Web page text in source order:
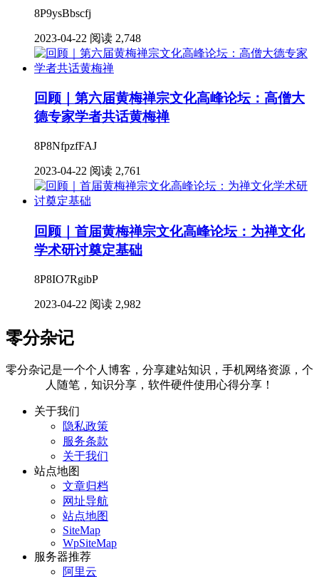
8P9ysBbscfj
2023-04-22 阅读 2,748
回顾｜第六届黄梅禅宗文化高峰论坛：高僧大
德专家学者共话黄梅禅
8P8NfpzfFAJ
2023-04-22 阅读 2,761
回顾｜首届黄梅禅宗文化高峰论坛：为禅文化
学术研讨奠定基础
8P8IO7RgibP
2023-04-22 阅读 2,982
零分杂记
零分杂记是一个个人博客，分享建站知识，手机网络资源，个
人随笔，知识分享，软件硬件使用心得分享！
关于我们
隐私政策
服务条款
关于我们
站点地图
文章归档
网址导航
站点地图
SiteMap
WpSiteMap
服务器推荐
阿里云